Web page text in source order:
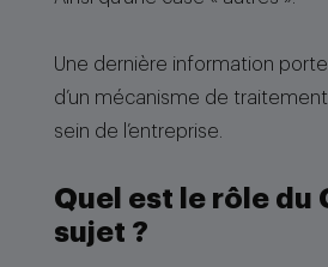
Une dernière information porte
d’un mécanisme de
sein de l’entreprise.
Quel est le rôle du
sujet ?